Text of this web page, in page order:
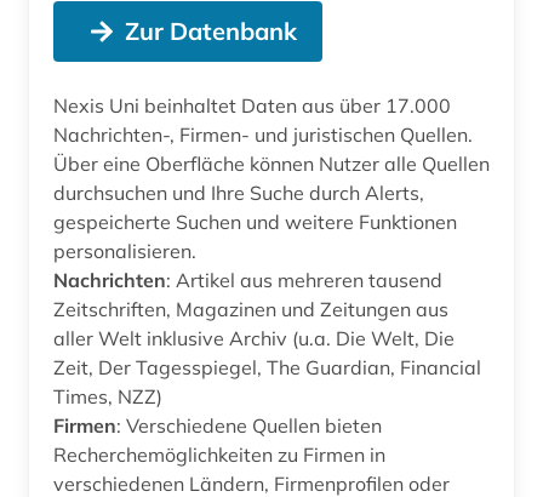
Zur Datenbank
Nexis Uni beinhaltet Daten aus über 17.000
Nachrichten-, Firmen- und juristischen Quellen.
Über eine Oberfläche können Nutzer alle Quellen
durchsuchen und Ihre Suche durch Alerts,
gespeicherte Suchen und weitere Funktionen
personalisieren.
Nachrichten: Artikel aus mehreren tausend
Zeitschriften, Magazinen und Zeitungen aus
aller Welt inklusive Archiv (u.a. Die Welt, Die
Zeit, Der Tagesspiegel, The Guardian, Financial
Times, NZZ)
Firmen: Verschiedene Quellen bieten
Recherchemöglichkeiten zu Firmen in
verschiedenen Ländern, Firmenprofilen oder